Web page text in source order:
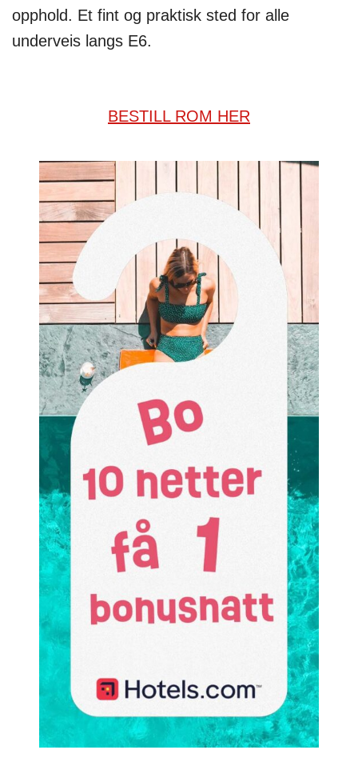
opphold. Et fint og praktisk sted for alle
underveis langs E6.
BESTILL ROM HER